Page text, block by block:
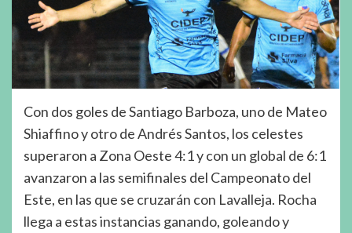
Con dos goles de Santiago Barboza, uno de Mateo
Shiaffino y otro de Andrés Santos, los celestes
superaron a Zona Oeste 4:1 y con un global de 6:1
avanzaron a las semifinales del Campeonato del
Este, en las que se cruzarán con Lavalleja. Rocha
llega a estas instancias ganando, goleando y